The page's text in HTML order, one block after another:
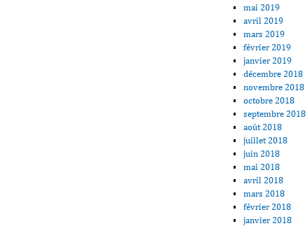
mai 2019
avril 2019
mars 2019
février 2019
janvier 2019
décembre 2018
novembre 2018
octobre 2018
septembre 2018
août 2018
juillet 2018
juin 2018
mai 2018
avril 2018
mars 2018
février 2018
janvier 2018